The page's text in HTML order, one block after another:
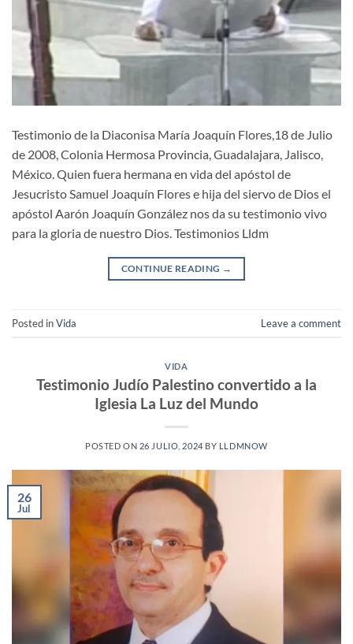
Testimonio de la Diaconisa María Joaquín Flores,18 de Julio
de 2008, Colonia Hermosa Provincia, Guadalajara, Jalisco,
México. Quien fuera hermana en vida del apóstol de
Jesucristo Samuel Joaquín Flores e hija del siervo de Dios el
apóstol Aarón Joaquín González nos da su testimonio vivo
para la gloria de nuestro Dios. Testimonios Lldm
CONTINUE READING →
Posted inVida Leave a comment
VIDA
Testimonio Judío Palestino convertido a la
Iglesia La Luz del Mundo
POSTED ON 26 JULIO, 2024 BY LLDMNOW
26
Jul